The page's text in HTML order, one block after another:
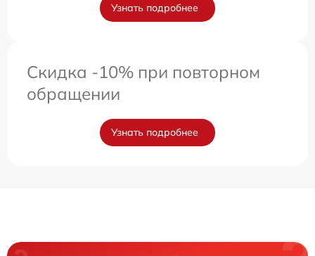
Узнать подробнее
Скидка -10% при повторном
обращении
Узнать подробнее